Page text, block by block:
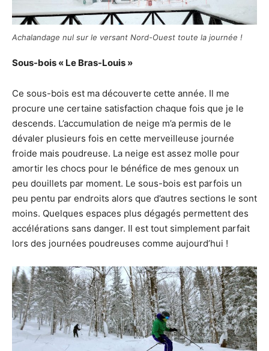
Achalandage nul sur le versant Nord-Ouest toute la journée !
Sous-bois « Le Bras-Louis »
Ce sous-bois est ma découverte cette année. Il me
procure une certaine satisfaction chaque fois que je le
descends. L’accumulation de neige m’a permis de le
dévaler plusieurs fois en cette merveilleuse journée
froide mais poudreuse. La neige est assez molle pour
amortir les chocs pour le bénéfice de mes genoux un
peu douillets par moment. Le sous-bois est parfois un
peu pentu par endroits alors que d’autres sections le sont
moins. Quelques espaces plus dégagés permettent des
accélérations sans danger. Il est tout simplement parfait
lors des journées poudreuses comme aujourd’hui !